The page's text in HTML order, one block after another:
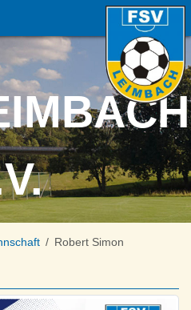
Robert Simon